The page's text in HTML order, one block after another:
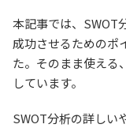
本記事では、SWOT
成功させるためのポ
た。そのまま使える
しています。
SWOT分析の詳しい